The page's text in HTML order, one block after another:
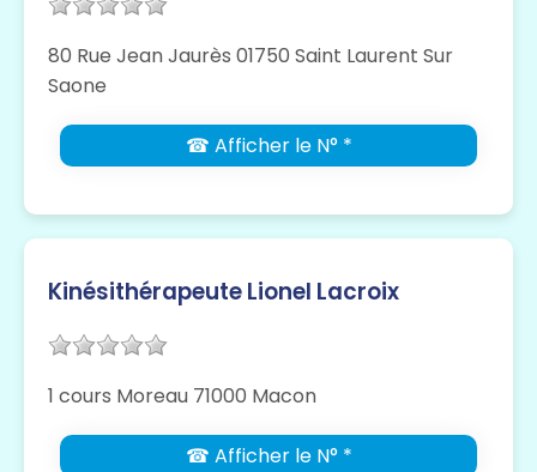
80 Rue Jean Jaurès 01750 Saint Laurent Sur
Saone
☎ Afficher le N° *
Kinésithérapeute Lionel Lacroix
1 cours Moreau 71000 Macon
☎ Afficher le N° *